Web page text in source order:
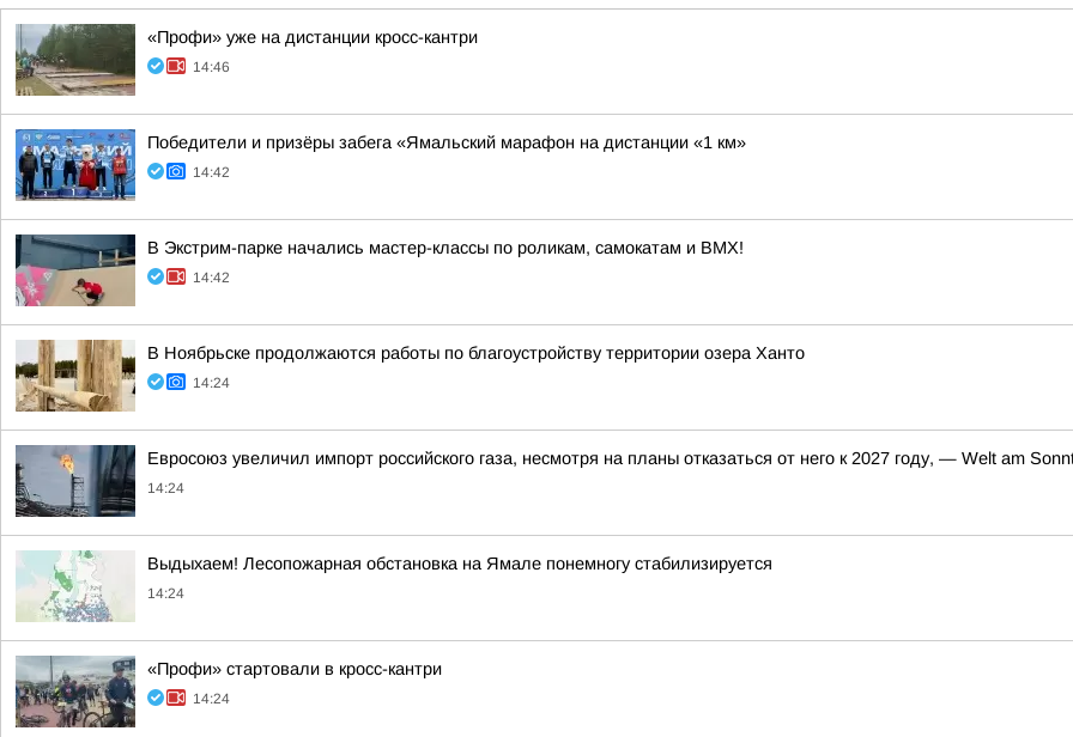
«Профи» уже на дистанции кросс-кантри
14:46
Победители и призёры забега «Ямальский марафон на дистанции «1 км»
14:42
В Экстрим-парке начались мастер-классы по роликам, самокатам и BMX!
14:42
В Ноябрьске продолжаются работы по благоустройству территории озера Ханто
14:24
Евросоюз увеличил импорт российского газа, несмотря на планы отказаться от него к 2027 году, — Welt am
14:24
Выдыхаем! Лесопожарная обстановка на Ямале понемногу стабилизируется
14:24
«Профи» стартовали в кросс-кантри
14:24